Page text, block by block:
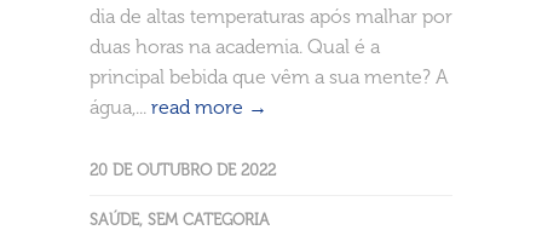
dia de altas temperaturas após malhar por
duas horas na academia. Qual é a
principal bebida que vêm a sua mente? A
água,... read more →
20 DE OUTUBRO DE 2022
SAÚDE, SEM CATEGORIA